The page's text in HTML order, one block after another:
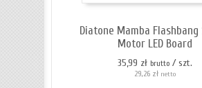
Diatone Mamba Flashbang
Motor LED Board
35,99 zł brutto / szt.
29,26 zł netto